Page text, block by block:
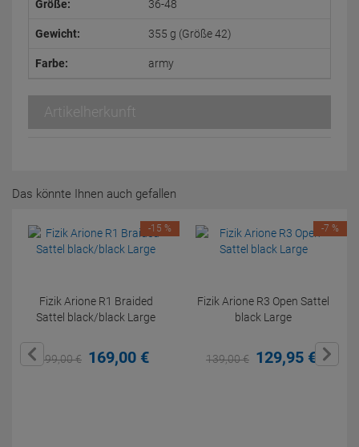
Größe: 36-48
Gewicht: 355 g (Größe 42)
Farbe: army
Artikelherkunft
Das könnte Ihnen auch gefallen
Fizik Arione R1 Braided
Sattel black/black Large
199,00€ 169,00 €
-15 %
Fizik Arione R3 Open Sattel
black Large
139,00€ 129,95 €
-7 %